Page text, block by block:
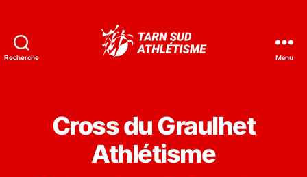
Recherche Menu
Cross du Graulhet
Athlétisme